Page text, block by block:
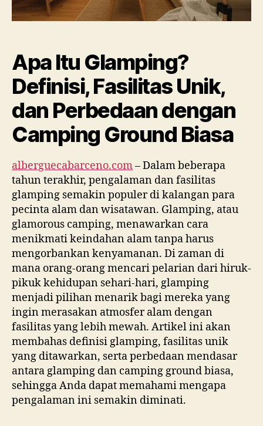
Apa Itu Glamping?
Definisi, Fasilitas Unik,
dan Perbedaan dengan
Camping Ground Biasa
alberguecabarceno.com– Dalam beberapa
tahun terakhir, pengalaman dan fasilitas
glamping semakin populer di kalangan para
pecinta alam dan wisatawan. Glamping, atau
glamorous camping, menawarkan cara
menikmati keindahan alam tanpa harus
mengorbankan kenyamanan. Di zaman di
mana orang-orang mencari pelarian dari hiruk-
pikuk kehidupan sehari-hari, glamping
menjadi pilihan menarik bagi mereka yang
ingin merasakan atmosfer alam dengan
fasilitas yang lebih mewah. Artikel ini akan
membahas definisi glamping, fasilitas unik
yang ditawarkan, serta perbedaan mendasar
antara glamping dan camping ground biasa,
sehingga Anda dapat memahami mengapa
pengalaman ini semakin diminati.